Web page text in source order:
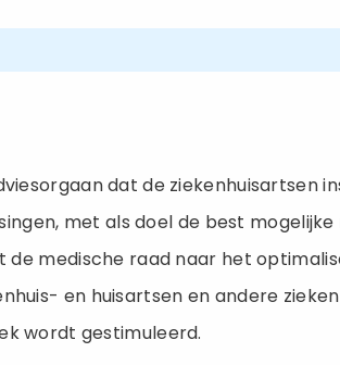
dat de ziekenhuisartsen
met als doel de best
de medische raad naar het
en huisartsen en andere
wordt gestimuleerd.